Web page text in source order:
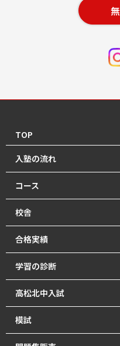
TOP
入塾の流れ
コース
【2026年度前期】小学5・
【2026年度前期】小学5・
【2026年度前期】中学1･2
【2026年度前期】中学3年
塾長直接指導の「塾長ク
指導
【2026年度前期】高校1
校舎
香東校（円座町）
牟礼校
瓦町校
合格実績
2026年 高校入試 合格体験記
2026年 北中入試 合格体験記
2025年 高校入試 合格体験
2025年 北中入試 合格体験
学習の診断
高松北中入試
模試